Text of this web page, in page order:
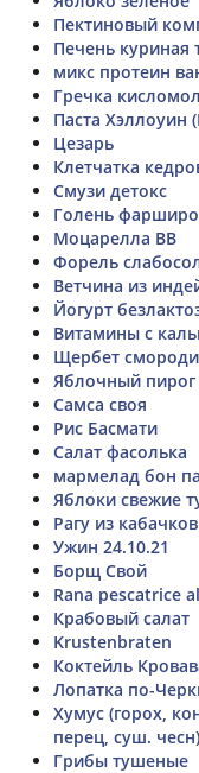
Пектиновый
Печень куриная
микс протеин
Гречка
Паста Хэллоуин
Цезарь
Клетчатка
Смузи детокс
Голень
Моцарелла ВВ
Форель
Ветчина из
Йогурт
Витамины с
Щербет
Яблочный пирог
Самса своя
Рис Басмати
Салат фасолька
мармелад бон
Яблоки свежие
Рагу из кабачков
Ужин 24.10.21
Борщ Свой
Rana pescatrice
Крабовый салат
Krustenbraten
Коктейль
Лопатка по-
Хумус (горох,
перец, суш. чесн)
Грибы тушеные